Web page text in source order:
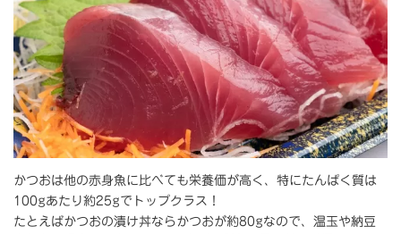
かつおは他の赤身魚に比べても栄養価が高く、特にたんぱく質は
100gあたり約25gでトップクラス！
たとえばかつおの漬け丼ならかつおが約80gなので、温玉や納豆